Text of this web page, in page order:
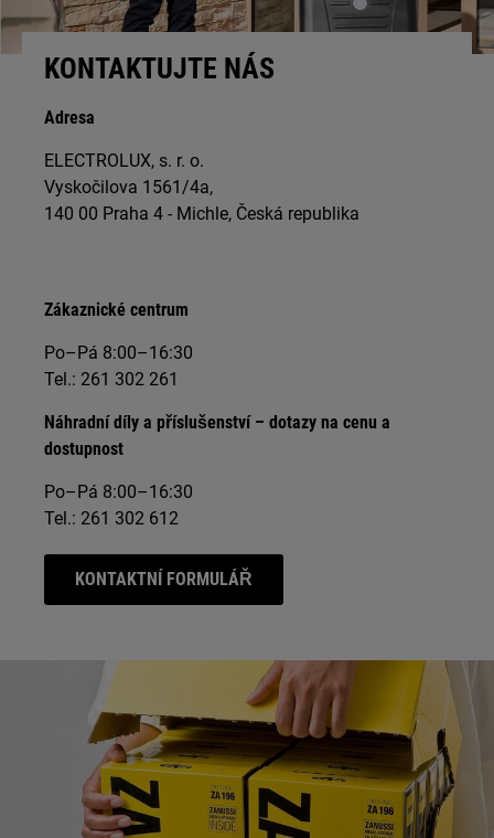
KONTAKTUJTE NÁS
Adresa
ELECTROLUX, s. r. o.
Vyskočilova 1561/4a,
140 00 Praha 4 - Michle, Česká republika
Zákaznické centrum
Po–Pá 8:00–16:30
Tel.: 261 302 261
Náhradní díly a příslušenství – dotazy na cenu a
dostupnost
Po–Pá 8:00–16:30
Tel.: 261 302 612
KONTAKTNÍ FORMULÁŘ